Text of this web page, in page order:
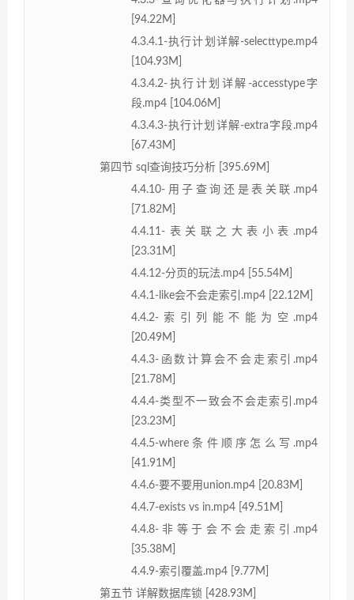
[94.22M]
4.3.4.1-执行计划详解-selecttype.mp4
[104.93M]
4.3.4.2-执行计划详解-accesstype字
段.mp4 [104.06M]
4.3.4.3-执行计划详解-extra字段.mp4
[67.43M]
第四节 sql查询技巧分析 [395.69M]
4.4.10-用子查询还是表关联.mp4
[71.82M]
4.4.11-表关联之大表小表.mp4
[23.31M]
4.4.12-分页的玩法.mp4 [55.54M]
4.4.1-like会不会走索引.mp4 [22.12M]
4.4.2-索引列能不能为空.mp4
[20.49M]
4.4.3-函数计算会不会走索引.mp4
[21.78M]
4.4.4-类型不一致会不会走索引.mp4
[23.23M]
4.4.5-where条件顺序怎么写.mp4
[41.91M]
4.4.6-要不要用union.mp4 [20.83M]
4.4.7-exists vs in.mp4 [49.51M]
4.4.8-非等于会不会走索引.mp4
[35.38M]
4.4.9-索引覆盖.mp4 [9.77M]
第五节 详解数据库锁 [428.93M]